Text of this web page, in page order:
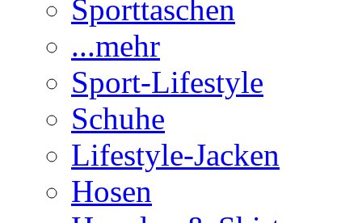
Sporttaschen
...mehr
Sport-Lifestyle
Schuhe
Lifestyle-Jacken
Hosen